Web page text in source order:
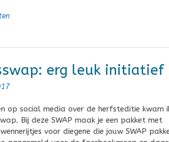
erg leuk initiatief
op social media over de herfsteditie kwam
Bij deze SWAP maak je een pakket met
voor diegene die jouw SWAP